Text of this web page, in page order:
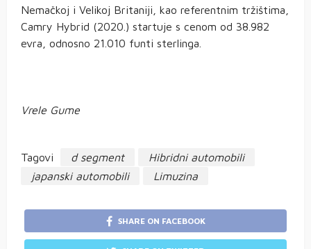
Nemačkoj i Velikoj Britaniji, kao referentnim tržištima,
Camry Hybrid (2020.) startuje s cenom od 38.982
evra, odnosno 21.010 funti sterlinga.
Vrele Gume
Tagovi d segment
Hibridni automobili
japanski automobili
Limuzina
SHARE ON FACEBOOK